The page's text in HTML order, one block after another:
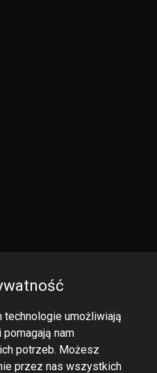
umożliwiają
pomagają nam
potrzeb. Możesz
przez nas wszystkich